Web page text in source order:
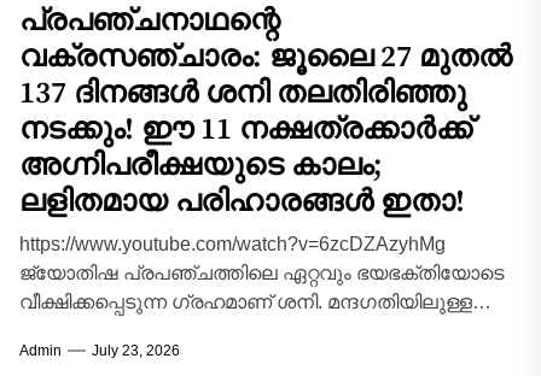
പ്രപഞ്ചനാഥന്റെ
വക്രസഞ്ചാരം: ജൂലൈ 27 മുതൽ
137 ദിനങ്ങൾ ശനി തലതിരിഞ്ഞു
നടക്കും! ഈ 11 നക്ഷത്രക്കാർക്ക്
അഗ്നിപരീക്ഷയുടെ കാലം;
ലളിതമായ പരിഹാരങ്ങൾ ഇതാ!
https://www.youtube.com/watch?v=6zcDZAzyhMg
ജ്യോതിഷ പ്രപഞ്ചത്തിലെ ഏറ്റവും ഭയഭക്തിയോടെ
വീക്ഷിക്കപ്പെടുന്ന ഗ്രഹമാണ് ശനി. മന്ദഗതിയിലുള്ള
നൽകുന്നതിലെ കാർക്കശ്യവും കൊണ്ട് 'നീതിമാൻ' എന്ന
Admin July 23, 2026